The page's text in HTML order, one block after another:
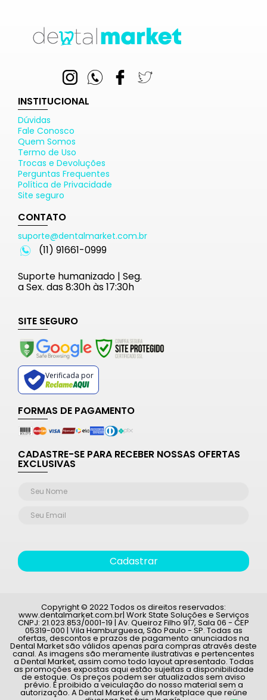
INSTITUCIONAL
Dúvidas
Fale Conosco
Quem Somos
Termo de Uso
Trocas e Devoluções
Perguntas Frequentes
Política de Privacidade
Site seguro
CONTATO
suporte@dentalmarket.com.br
(11) 91661-0999
Suporte humanizado | Seg.
a Sex. das 8:30h às 17:30h
SITE SEGURO
Verificada por
FORMAS DE PAGAMENTO
CADASTRE-SE PARA RECEBER NOSSAS OFERTAS
EXCLUSIVAS
Cadastrar
Copyright © 2022 Todos os direitos reservados:
www.dentalmarket.com.br| Work State Soluções e Serviços
CNPJ: 21.023.853/0001-19 | Av. Queiroz Filho 917, Sala 06 - CEP
05319-000 | Vila Hamburguesa, São Paulo - SP. Todas as
ofertas, descontos e prazos de pagamento anunciados na
Dental Market são válidos apenas para compras através deste
canal. As imagens são meramente ilustrativas e pertencentes
a Dental Market, assim como todo layout apresentado. Todas
as promoções expostas aqui estão sujeitas a disponibilidade
de estoque. Os preços podem ser atualizados sem aviso
prévio. É proibido a veiculação do nosso material sem a
autorização. A Dental Market é um Marketplace que reúne